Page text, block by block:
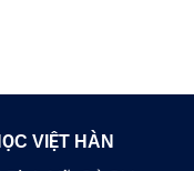
VIỆT HÀN